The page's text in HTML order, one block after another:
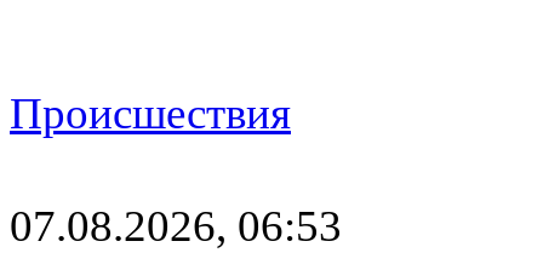
Происшествия
07.08.2026, 06:53